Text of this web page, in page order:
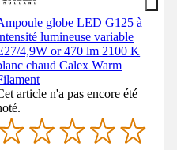
globe LED G125 à
lumineuse variable
4,9W or 470 lm 2100 K
chaud Calex Warm
article n'a pas encore été